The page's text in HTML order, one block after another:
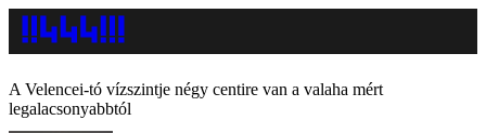
A Velencei-tó vízszintje négy centire van a valaha mért
legalacsonyabbtól